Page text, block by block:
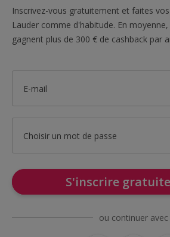
Inscrivez-vous gratuitement et faites
Lauder comme d'habitude. En
gagnent plus de 300 € de cashback par
E-mail
Choisir un mot de passe
S'inscrire
ou continuer avec